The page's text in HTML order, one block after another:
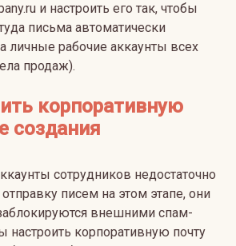
и настроить его так, чтобы
письма автоматически
личные рабочие аккаунты всех
продаж).
корпоративную
создания
сотрудников недостаточно
писем на этом этапе, они
внешними спам-
настроить корпоративную почту